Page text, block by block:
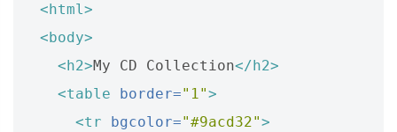
<html>
<body>
<h2>My CD Collection</h2>
<table
border="1">
<tr
bgcolor="#9acd32">